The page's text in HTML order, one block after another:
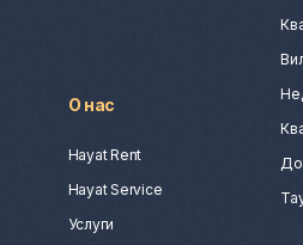
О нас
Hayat Rent
Hayat Service
Услуги